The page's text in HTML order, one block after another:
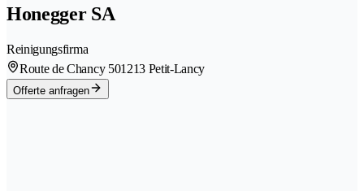
Honegger SA
Reinigungsfirma
Route de Chancy 501213 Petit-Lancy
Offerte anfragen